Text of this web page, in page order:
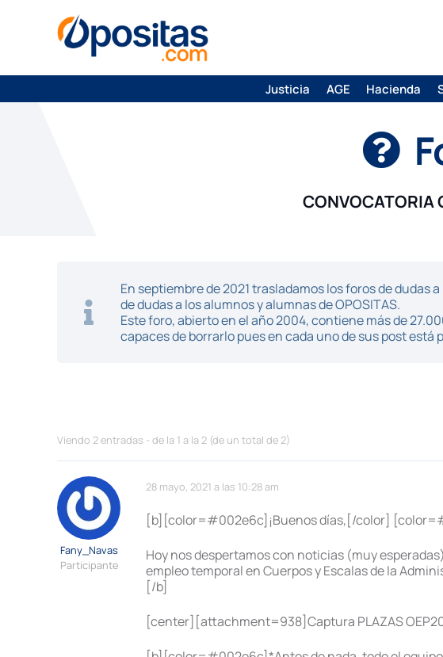
Justicia AGE Hacienda
CONVOCATORIA
En septiembre de 2021 trasladamos los foros de dudas
de dudas a los alumnos y alumnas de OPOSITAS.
Este foro, abierto en el año 2004, contiene más de
capaces de borrarlo pues en cada uno de sus post está
Viendo 2 entradas - de la 1 a la 2 (de un total de 2)
28 mayo, 2021 a las 10:28 am
Fany_Navas
Participante
[b][color=#002e6c]¡Buenos días,[/color]
Hoy nos despertamos con noticias (muy
empleo temporal en Cuerpos y Escalas de la
[/b]
[center][attachment=938]Captura PLAZAS